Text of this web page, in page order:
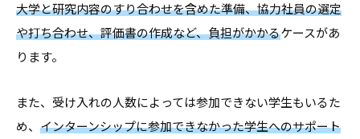
大学と研究内容のすり合わせを含めた準備、協力社員の選定
や打ち合わせ、評価書の作成など、負担がかかるケースがあ
ります。
また、受け入れの人数によっては参加できない学生もいるた
め、 インターンシップに参加できなかった学生へのサポート